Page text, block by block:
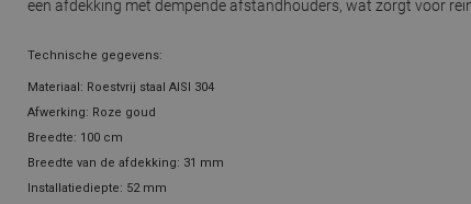
een afdekking met dempende afstandhouders, wat zorgt voor
Technische gegevens:
Materiaal: Roestvrij staal AISI 304
Afwerking: Roze goud
Breedte: 100 cm
Breedte van de afdekking: 31 mm
Installatiediepte: 52 mm